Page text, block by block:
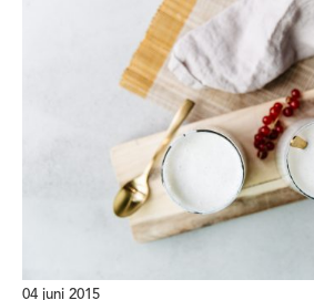
04 juni 2015